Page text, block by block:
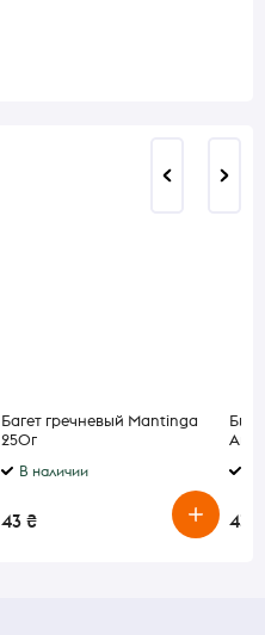
Багет гречневый Mantinga
250г
В наличии
43 ₴ 43 ₴